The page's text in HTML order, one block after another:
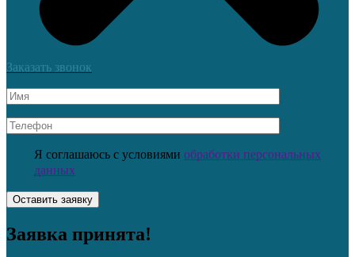
Заказать звонок
Я соглашаюсь с условиями обработки персональных
данных
Заявка принята!